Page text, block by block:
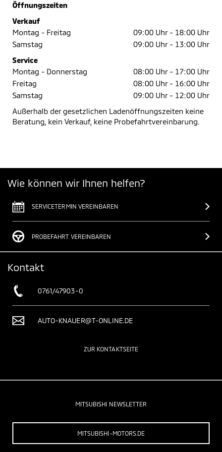
Öffnungszeiten
Verkauf
Montag - Freitag
09:00 Uhr - 18:00 Uhr
Samstag
09:00 Uhr - 13:00 Uhr
Service
Montag - Donnerstag
08:00 Uhr - 17:00 Uhr
Freitag
08:00 Uhr - 16:00 Uhr
Samstag
09:00 Uhr - 12:00 Uhr
Außerhalb der gesetzlichen Ladenöffnungszeiten keine
Beratung, kein Verkauf, keine Probefahrtvereinbarung.
Wie können wir Ihnen helfen?
SERVICETERMIN VEREINBAREN
PROBEFAHRT VEREINBAREN
Kontakt
0761/47903-0
AUTO-KNAUER@T-ONLINE.DE
ZUR KONTAKTSEITE
MITSUBISHI NEWSLETTER
MITSUBISHI-MOTORS.DE